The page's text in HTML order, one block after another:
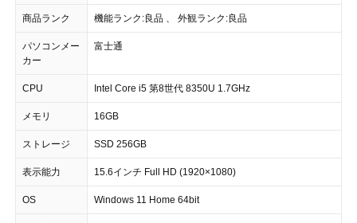
商品ランク 機能ランク:良品 、 外観ランク:良品
パソコンメー
カー
富士通
CPU Intel Core i5 第8世代 8350U 1.7GHz
メモリ 16GB
ストレージ SSD 256GB
表示能力 15.6インチ Full HD (1920×1080)
OS Windows 11 Home 64bit